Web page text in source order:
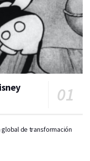
global de transformación